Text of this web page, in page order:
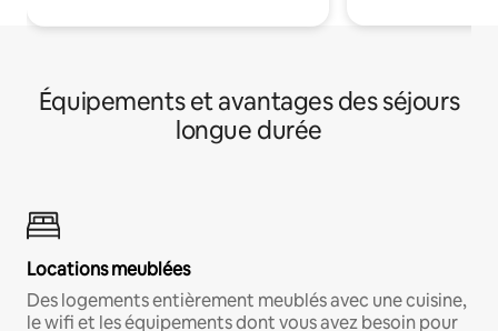
Équipements et avantages des séjours
longue durée
Locations meublées
Des logements entièrement meublés avec une cuisine,
le wifi et les équipements dont vous avez besoin pour